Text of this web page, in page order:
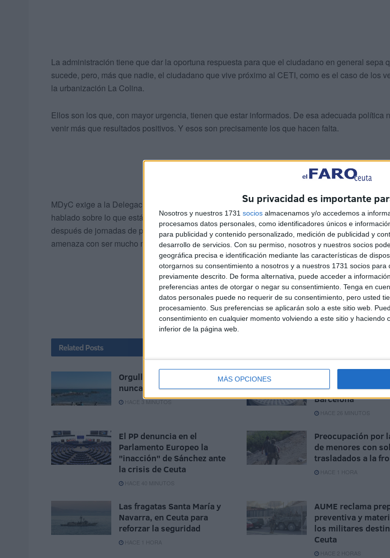
Su privacidad es importante
Nosotros y nuestros 1731 socios almacenamos y/o accedemos a
procesamos datos personales, como identificadores únicos e
para publicidad y contenido personalizado, medición de publicidad y
desarrollo de servicios. Con su permiso, nosotros y nuestros socios
geográfica precisa e identificación mediante las características de
otorgarnos su consentimiento a nosotros y a nuestros 1731 socios
previamente descrito. De forma alternativa, puede acceder a
preferencias antes de otorgar o negar su consentimiento. Tenga en
datos personales puede no requerir de su consentimiento, pero usted
procesamiento. Sus preferencias se aplicarán solo a este sitio web.
consentimiento en cualquier momento volviendo a este sitio y haciendo
inferior de la página web.
MÁS OPCIONES
La administración tiene que dar la oportuna respuesta para que el ciudadano en general sepa
sucede, pero, más que nadie, el ciudadano que vive próximo al CETI, como es el caso de los
la urbanización La Colina.
Ellos son los que, con mayor urgencia, tienen que estar informados. De esa adecuada política
venir más que resultados positivos. Y esos son precisamente los que hacen falta.
MDyC exige a la Delegación transparencia, es, de hecho, la formación que con mayor claridad
hablado sobre lo que está pasando. No se puede consentir que la situación se desborde, más
después de jornadas de presión como la que se vivió ayer en una recién estrenado septiembre
amenaza con ser mucho más duro.
Related Posts
Orgullo de un pueblo que
nunca pierde su humanidad
HACE 3 MINUTOS
Aplazado el
el Ittihad de
Barcelona
HACE 26 MINUTOS
El PP denuncia en el
Parlamento Europeo la
"inacción" de Sánchez ante
la crisis de Ceuta
HACE 40 MINUTOS
Preocupación por
de menores con
trasladados a la
HACE 1 HORA
Las fragatas Santa María y
Navarra, en Ceuta para
reforzar la seguridad
HACE 1 HORA
AUME reclama
preventiva y
los militares
Ceuta
HACE 2 HORAS